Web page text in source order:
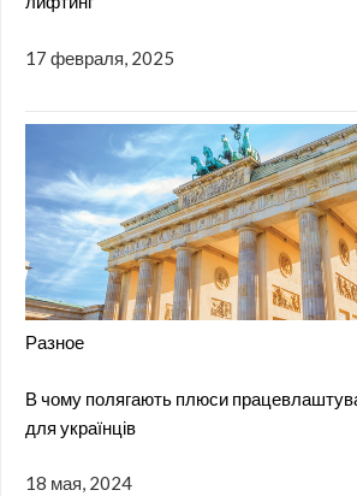
17 февраля, 2025
Разное
В чому полягають плюси
для українців
18 мая, 2024